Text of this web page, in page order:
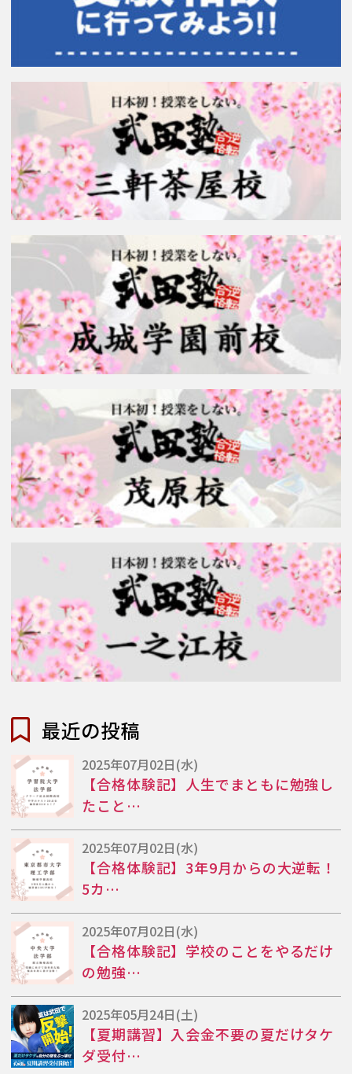
最近の投稿
2025年07月02日(水)
【合格体験記】人生でまともに勉強し
たこと…
2025年07月02日(水)
【合格体験記】3年9月からの大逆転！
5カ…
2025年07月02日(水)
【合格体験記】学校のことをやるだけ
の勉強…
2025年05月24日(土)
【夏期講習】入会金不要の夏だけタケ
ダ受付…